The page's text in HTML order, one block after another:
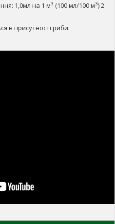
1,0мл на 1 м3 (100 мл/100 м3) 2
в присутності риби.